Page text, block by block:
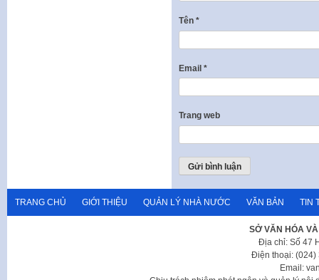
Tên *
Email *
Trang web
TRANG CHỦ GIỚI THIỆU QUẢN LÝ NHÀ NƯỚC VĂN BẢN TIN
SỞ VĂN HÓA
Địa chỉ: Số 47
Điện thoại: (024)
Email: